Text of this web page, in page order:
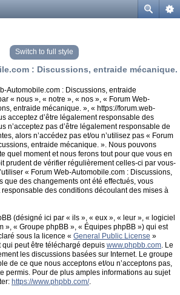
Switch to full style
: Discussions, entraide mécanique.
Automobile.com : Discussions, entraide
« nous », « notre », « nos », « Forum Web-
entraide mécanique. », « https://forum.web-
acceptez d’être légalement responsable des
n’acceptez pas d’être légalement responsable de
alors n’accédez pas et/ou n’utilisez pas « Forum
entraide mécanique. ». Nous pouvons
quel moment et nous ferons tout pour que vous en
prudent de vérifier régulièrement celles-ci par vous-
« Forum Web-Automobile.com : Discussions,
que des changements ont été effectués, vous
responsable des conditions découlant des mises à
(désigné ici par « ils », « eux », « leur », « logiciel
», « Groupe phpBB », « Équipes phpBB ») qui est
sous la licence « General Public License »
peut être téléchargé depuis www.phpbb.com. Le
les discussions basées sur Internet. Le groupe
de ce que nous acceptons et/ou n’acceptons pas,
permis. Pour de plus amples informations au sujet
https://www.phpbb.com/.